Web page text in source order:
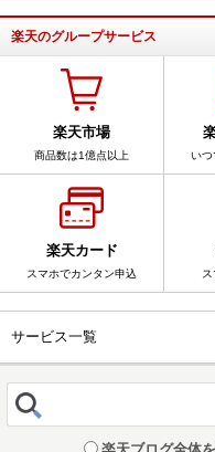
楽天のグループサービス
楽天市場
商品数は1億点以上 い
楽天カード
スマホでカンタン申込
サービス一覧